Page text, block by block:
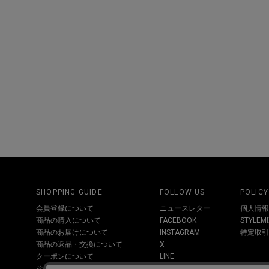
SHOPPING GUIDE
会員登録について
商品の購入について
商品のお届けについて
商品の返品・交換について
クーポンについて
FOLLOW US
ニュースレター
FACEBOOK
INSTAGRAM
X
LINE
POLICY
個人情
特定取